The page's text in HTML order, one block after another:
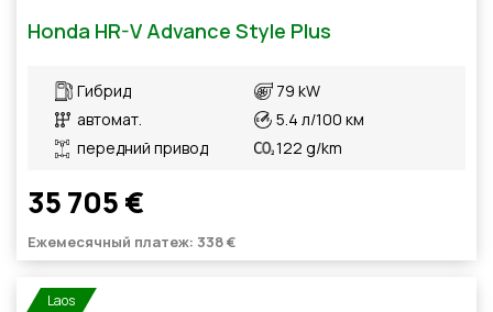
Honda HR-V Advance Style Plus
Гибрид
автомат.
передний привод
79 kW
5.4 л/100 км
122 g/km
35 705 €
Ежемесячный платеж: 338 €
Laos